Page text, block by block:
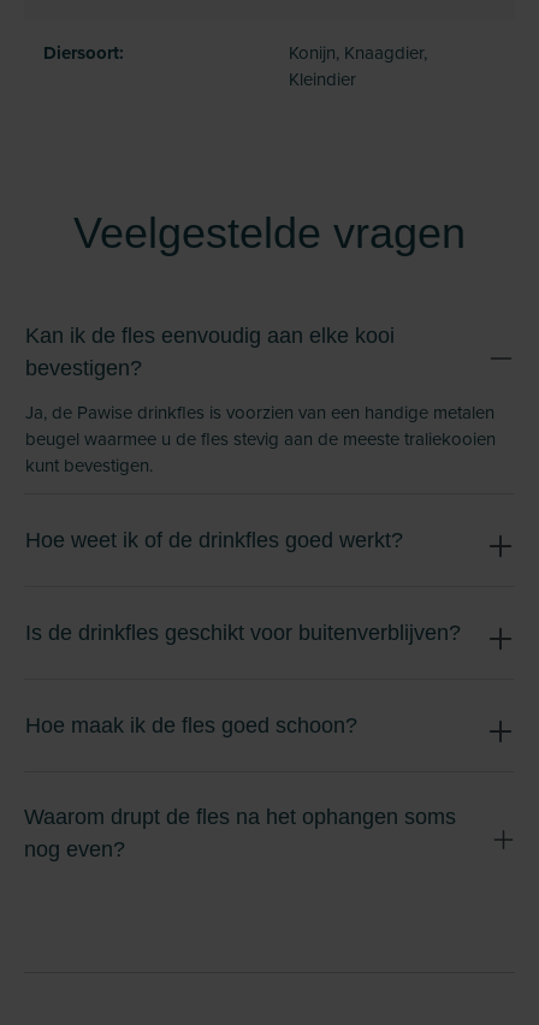
Diersoort:
Konijn, Knaagdier,
Kleindier
Veelgestelde vragen
Kan ik de fles eenvoudig aan elke kooi
bevestigen?
Ja, de Pawise drinkfles is voorzien van een handige metalen
beugel waarmee u de fles stevig aan de meeste traliekooien
kunt bevestigen.
Hoe weet ik of de drinkfles goed werkt?
Is de drinkfles geschikt voor buitenverblijven?
Hoe maak ik de fles goed schoon?
Waarom drupt de fles na het ophangen soms
nog even?